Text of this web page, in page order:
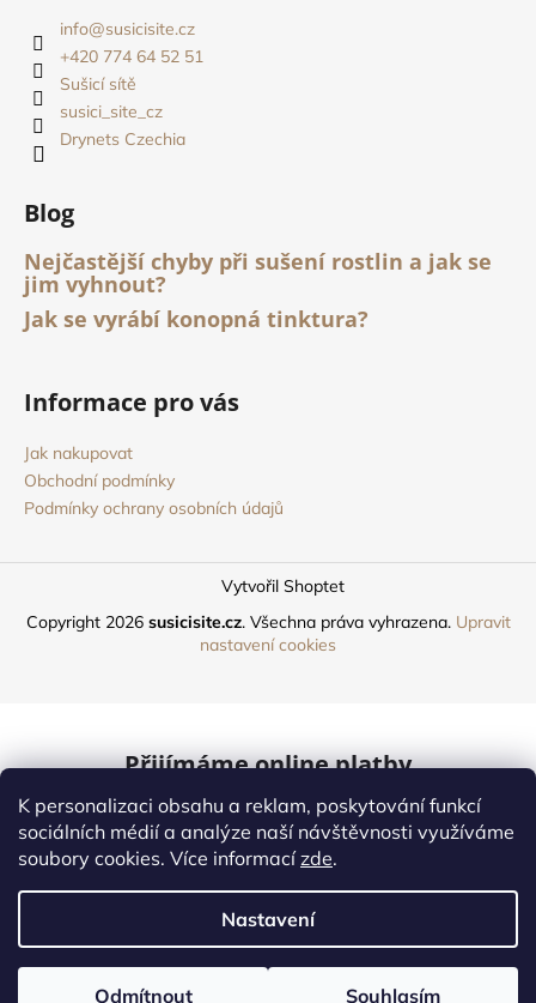
K personalizaci obsahu a reklam, poskytování funkcí
sociálních médií a analýze naší návštěvnosti využíváme
soubory cookies. Více informacízde.
Nastavení
Odmítnout Souhlasím
info@susicisite.cz
+420 774 64 52 51
Sušicí sítě
susici_site_cz
Drynets Czechia
Blog
Nejčastější chyby při sušení rostlin a jak se
jim vyhnout?
Jak se vyrábí konopná tinktura?
Informace pro vás
Jak nakupovat
Obchodní podmínky
Podmínky ochrany osobních údajů
Vytvořil Shoptet
Copyright 2026 susicisite.cz. Všechna práva vyhrazena. Upravit
nastavení cookies
Přijímáme online platby
Mastercard
Online platby
Naši dopravci